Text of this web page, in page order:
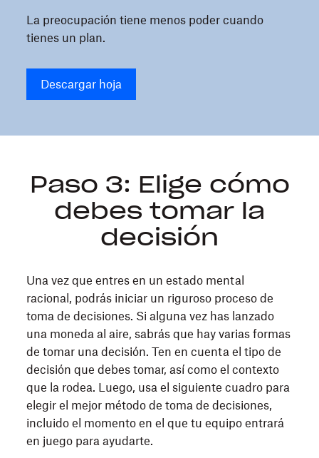
La preocupación tiene menos poder cuando
tienes un plan.
Descargar hoja
Paso 3: Elige cómo
debes tomar la
decisión
Una vez que entres en un estado mental
racional, podrás iniciar un riguroso proceso de
toma de decisiones. Si alguna vez has lanzado
una moneda al aire, sabrás que hay varias formas
de tomar una decisión. Ten en cuenta el tipo de
decisión que debes tomar, así como el contexto
que la rodea. Luego, usa el siguiente cuadro para
elegir el mejor método de toma de decisiones,
incluido el momento en el que tu equipo entrará
en juego para ayudarte.